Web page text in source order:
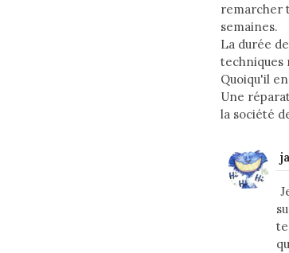
remarcher
semaines.
La durée
techniques
Quoiqu'il
Une
la société